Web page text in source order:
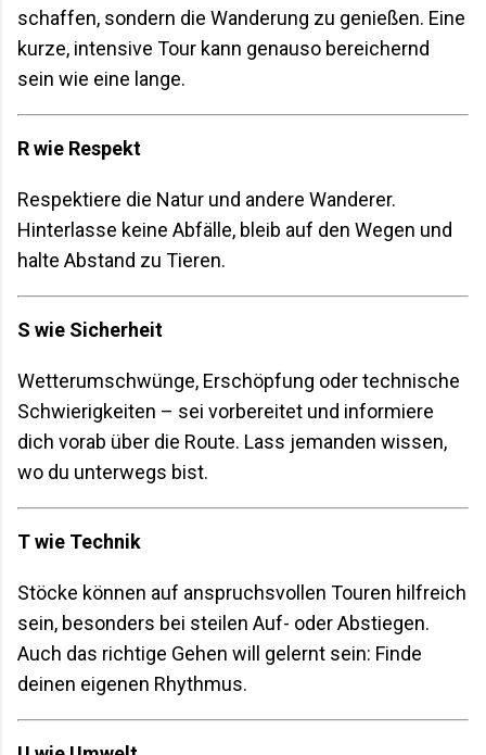
schaffen, sondern die Wanderung zu genießen. Eine
kurze, intensive Tour kann genauso bereichernd
sein wie eine lange.
R wie Respekt
Respektiere die Natur und andere Wanderer.
Hinterlasse keine Abfälle, bleib auf den Wegen und
halte Abstand zu Tieren.
S wie Sicherheit
Wetterumschwünge, Erschöpfung oder technische
Schwierigkeiten – sei vorbereitet und informiere
dich vorab über die Route. Lass jemanden wissen,
wo du unterwegs bist.
T wie Technik
Stöcke können auf anspruchsvollen Touren hilfreich
sein, besonders bei steilen Auf- oder Abstiegen.
Auch das richtige Gehen will gelernt sein: Finde
deinen eigenen Rhythmus.